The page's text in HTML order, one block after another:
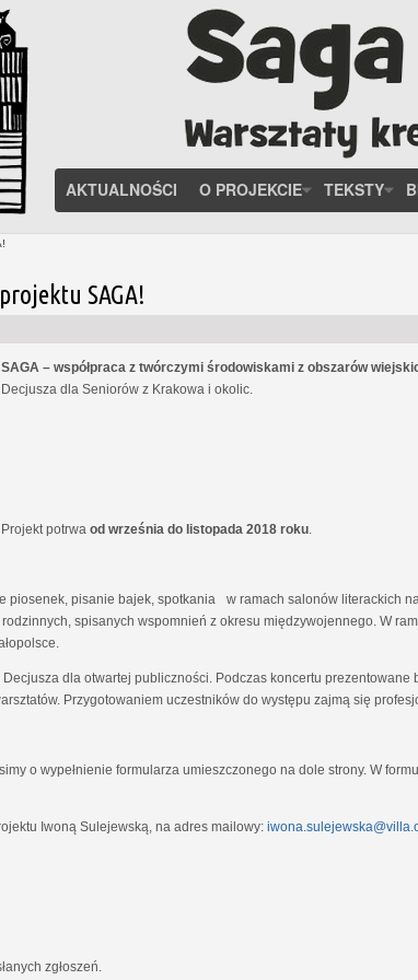
AKTUALNOŚCI O PROJEKCIE TEKSTY
SAGA!
SAGA – współpraca z twórczymi środowiskami z obszarów
Decjusza dla Seniorów z Krakowa i okolic.
Projekt potrwa od września do listopada 2018 roku
piosenek, pisanie bajek, spotkania w ramach salonów literackich
spisanych wspomnień z okresu międzywojennego. W
dla otwartej publiczności. Podczas koncertu
Przygotowaniem uczestników do występu zajmą się
o wypełnienie formularza umieszczonego na dole strony. W
Iwoną Sulejewską, na adres mailowy:
zgłoszeń.